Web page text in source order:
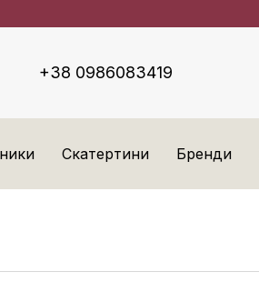
+38 0986083419
Скатертини Бренди